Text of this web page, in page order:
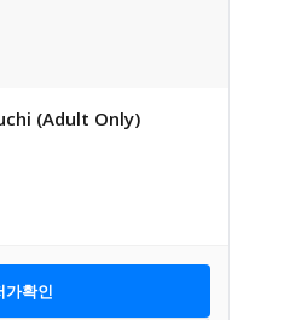
(Adult Only)
가확인